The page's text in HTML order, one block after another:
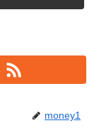
money1